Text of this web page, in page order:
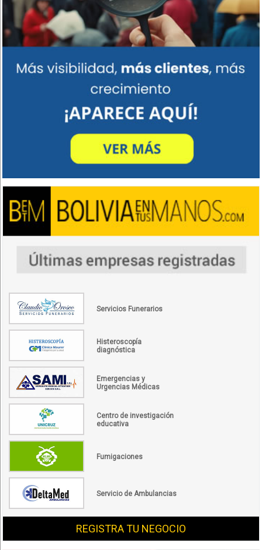
Servicios Funerarios
Histeroscopía
diagnóstica
Emergencias y
Urgencias Médicas
Centro de investigación
educativa
Fumigaciones
Servicio de Ambulancias
REGISTRA TU NEGOCIO